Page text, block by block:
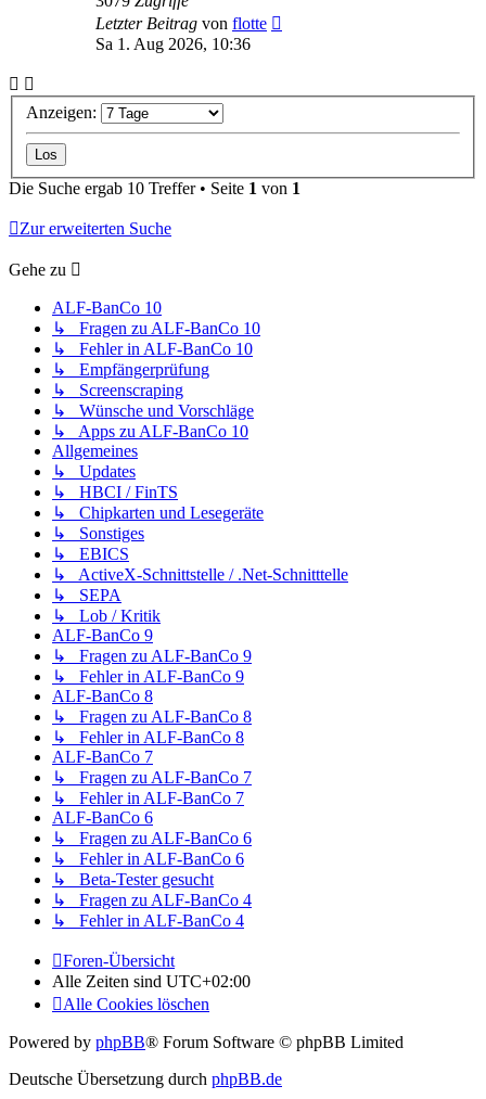
Letzter Beitrag von flotte
Sa 1. Aug 2026, 10:36
Anzeigen:
Die Suche ergab 10 Treffer • Seite 1 von 1
Zur erweiterten Suche
Gehe zu
ALF-BanCo 10
↳ Fragen zu ALF-BanCo 10
↳ Fehler in ALF-BanCo 10
↳ Empfängerprüfung
↳ Screenscraping
↳ Wünsche und Vorschläge
↳ Apps zu ALF-BanCo 10
Allgemeines
↳ Updates
↳ HBCI / FinTS
↳ Chipkarten und Lesegeräte
↳ Sonstiges
↳ EBICS
↳ ActiveX-Schnittstelle / .Net-Schnitttelle
↳ SEPA
↳ Lob / Kritik
ALF-BanCo 9
↳ Fragen zu ALF-BanCo 9
↳ Fehler in ALF-BanCo 9
ALF-BanCo 8
↳ Fragen zu ALF-BanCo 8
↳ Fehler in ALF-BanCo 8
ALF-BanCo 7
↳ Fragen zu ALF-BanCo 7
↳ Fehler in ALF-BanCo 7
ALF-BanCo 6
↳ Fragen zu ALF-BanCo 6
↳ Fehler in ALF-BanCo 6
↳ Beta-Tester gesucht
↳ Fragen zu ALF-BanCo 4
↳ Fehler in ALF-BanCo 4
Foren-Übersicht
Alle Zeiten sind UTC+02:00
Alle Cookies löschen
Powered by phpBB® Forum Software © phpBB Limited
Deutsche Übersetzung durch phpBB.de